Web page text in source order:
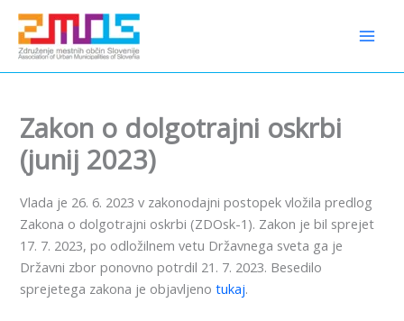
content
Preskoči
vsebino
Zakon o dolgotrajni oskrbi
(junij 2023)
Vlada je 26. 6. 2023 v zakonodajni postopek vložila predlog
Zakona o dolgotrajni oskrbi (ZDOsk-1). Zakon je bil sprejet
17. 7. 2023, po odložilnem vetu Državnega sveta ga je
Državni zbor ponovno potrdil 21. 7. 2023. Besedilo
sprejetega zakona je objavljenotukaj.